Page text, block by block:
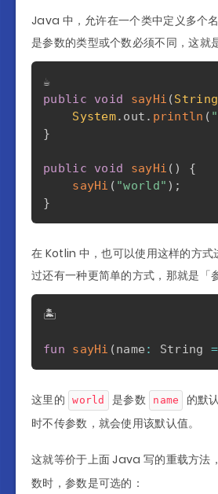
Java 中，允许在一个类中定义多个
是参数的类型或个数必须不同，这就
public
void sayHi (String
System. out . println (
}
public void sayHi ( )
{
sayHi ( "world" ) ;
}
在 Kotlin 中，也可以使用这样的方式
过还有一种更简单的方式，那就是「
🏝️
fun
sayHi (name : String =
这里的 world 是参数 name
的默
时不传参数，就会使用该默认值。
这就等价于上面 Java 写的重载方法
数时，参数是可选的：